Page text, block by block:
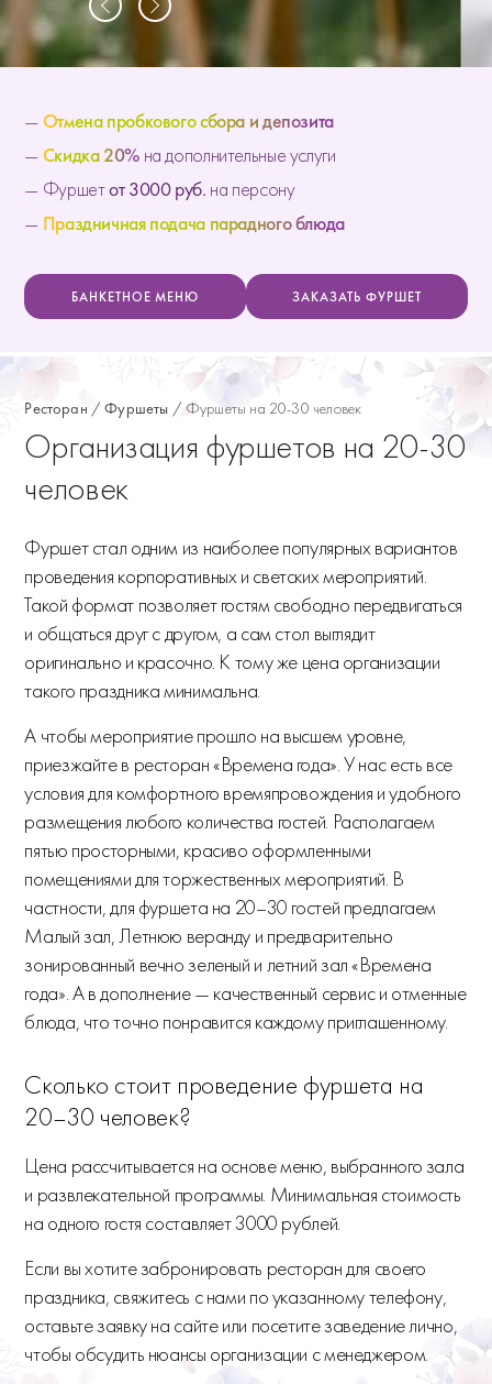
— Отмена пробкового сбора и депозита
— Скидка 20%на дополнительные услуги
— Фуршетот 3000 руб. на персону
— Праздничная подача парадного блюда
БАНКЕТНОЕ МЕНЮ ЗАКАЗАТЬ ФУРШЕТ
Ресторан Фуршеты Фуршеты на 20-30 человек
Организация фуршетов на 20-30
человек
Фуршет стал одним из наиболее популярных вариантов
проведения корпоративных и светских мероприятий.
Такой формат позволяет гостям свободно передвигаться
и общаться друг с другом, а сам стол выглядит
оригинально и красочно. К тому же цена организации
такого праздника минимальна.
А чтобы мероприятие прошло на высшем уровне,
приезжайте в ресторан «Времена года». У нас есть все
условия для комфортного времяпровождения и удобного
размещения любого количества гостей. Располагаем
пятью просторными, красиво оформленными
помещениями для торжественных мероприятий. В
частности, для фуршета на 20–30 гостей предлагаем
Малый зал, Летнюю веранду и предварительно
зонированный вечно зеленый и летний зал «Времена
года». А в дополнение — качественный сервис и отменные
блюда, что точно понравится каждому приглашенному.
Сколько стоит проведение фуршета на
20–30 человек?
Цена рассчитывается на основе меню, выбранного зала
и развлекательной программы. Минимальная стоимость
на одного гостя составляет 3000 рублей.
Если вы хотите забронировать ресторан для своего
праздника, свяжитесь с нами по указанному телефону,
оставьте заявку на сайте или посетите заведение лично,
чтобы обсудить нюансы организации с менеджером.